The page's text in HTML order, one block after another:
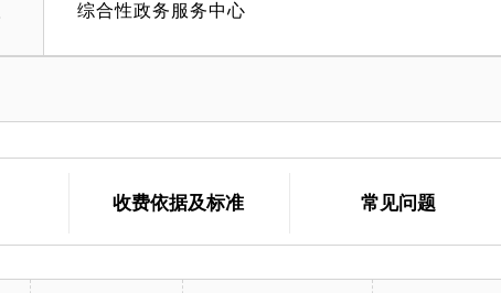
综合性政务服务中心
收费依据及标准 常见问题